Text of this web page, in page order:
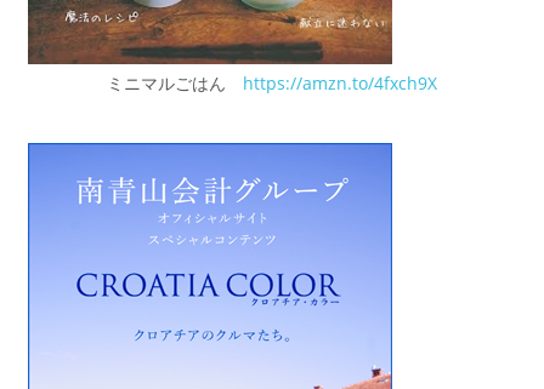
ミニマルごはん https://amzn.to/4fxch9X